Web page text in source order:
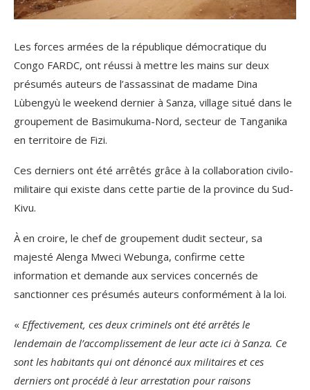
Les forces armées de la république démocratique du
Congo FARDC, ont réussi à mettre les mains sur deux
présumés auteurs de l’assassinat de madame Dina
Lùbengyù le weekend dernier à Sanza, village situé dans le
groupement de Basimukuma-Nord, secteur de Tanganika
en territoire de Fizi.
Ces derniers ont été arrêtés grâce à la collaboration civilo-
militaire qui existe dans cette partie de la province du Sud-
Kivu.
À en croire, le chef de groupement dudit secteur, sa
majesté Alenga Mweci Webunga, confirme cette
information et demande aux services concernés de
sanctionner ces présumés auteurs conformément à la loi.
« Effectivement, ces deux criminels ont été arrêtés le
lendemain de l’accomplissement de leur acte ici à Sanza. Ce
sont les habitants qui ont dénoncé aux militaires et ces
derniers ont procédé à leur arrestation pour raisons